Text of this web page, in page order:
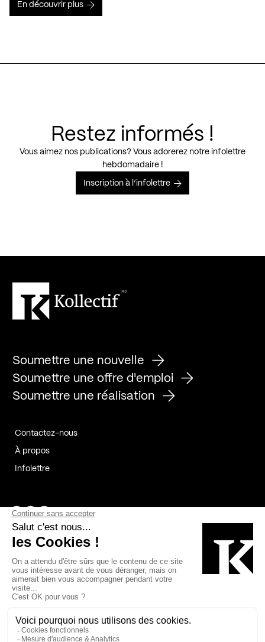
En découvrir plus
Restez informés !
Vous aimez nos publications? Vous adorerez notre infolettre
hebdomadaire !
Inscription à l’infolettre
Soumettre une nouvelle
Soumettre une offre d'emploi
Soumettre une réalisation
Contactez-nous
À propos
Infolettre
Page Facebook de Kollectif
Page Instagram de Kollectif
Page Linkedin de Kollectif
Bâtiment-Durable-Québec-1
Esquisses-1IRAC-1
MP-1 v2com-1